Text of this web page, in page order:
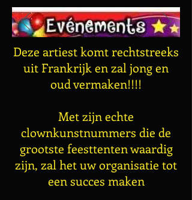
Deze artiest komt rechtstreeks
uit Frankrijk en zal jong en
oud vermaken!!!!
Met zijn echte
clownkunstnummers die de
grootste feesttenten waardig
zijn, zal het uw organisatie tot
een succes maken